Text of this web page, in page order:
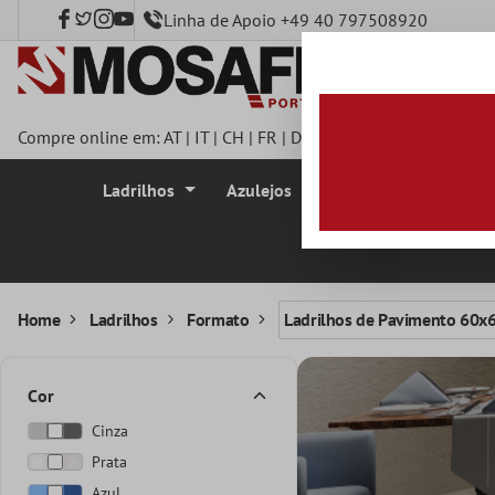
principal Linha de Apoio +49 40 797508920
Compre online em:AT| IT| CH | FR | DE
Ladrilhos Azulejos
Home Ladrilhos Formato Ladrilhos de Pavimento
Cor
Cinza
Prata